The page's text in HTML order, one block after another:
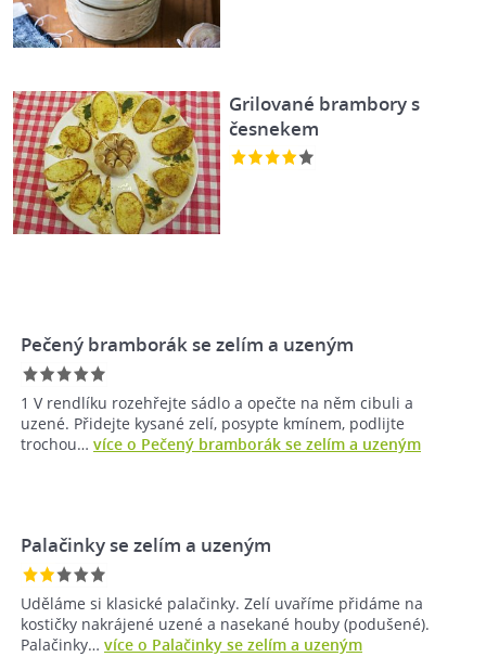
Grilované brambory s
česnekem
Pečený bramborák se zelím a uzeným
1 V rendlíku rozehřejte sádlo a opečte na něm cibuli a
uzené. Přidejte kysané zelí, posypte kmínem, podlijte
trochou… více o Pečený bramborák se zelím a uzeným
Palačinky se zelím a uzeným
Uděláme si klasické palačinky. Zelí uvaříme přidáme na
kostičky nakrájené uzené a nasekané houby (podušené).
Palačinky… více o Palačinky se zelím a uzeným